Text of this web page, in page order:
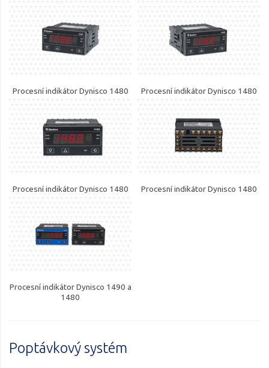
Procesní indikátor Dynisco 1480 Procesní indikátor Dynisco 1480
Procesní indikátor Dynisco 1480 Procesní indikátor Dynisco 1480
Procesní indikátor Dynisco 1490 a
1480
Poptávkový systém